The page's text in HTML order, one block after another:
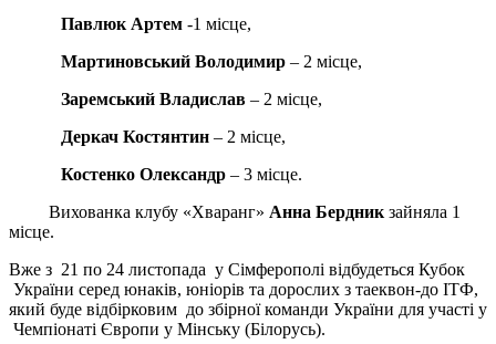
Павлюк Артем -1 місце,
Мартиновський Володимир – 2 місце,
Заремський Владислав – 2 місце,
Деркач Костянтин – 2 місце,
Костенко Олександр – 3 місце.
Вихованка клубу «Хваранг» Анна Бердник зайняла 1
місце.
Вже з 21 по 24 листопада у Сімферополі відбудеться Кубок
України серед юнаків, юніорів та дорослих з таеквон-до ІТФ,
який буде відбірковим до збірної команди України для участі у
Чемпіонаті Європи у Мінську (Білорусь).